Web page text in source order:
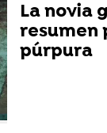
La novia
resumen
púrpura